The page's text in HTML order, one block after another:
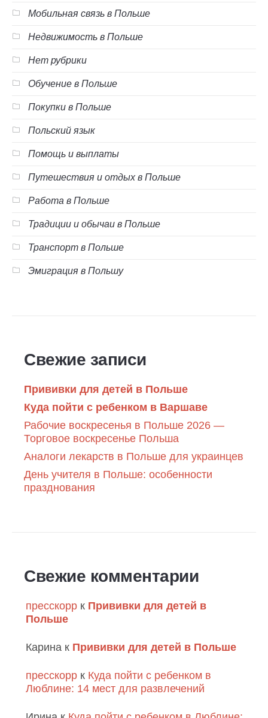
Мобильная связь в Польше
Недвижимость в Польше
Нет рубрики
Обучение в Польше
Покупки в Польше
Польский язык
Помощь и выплаты
Путешествия и отдых в Польше
Работа в Польше
Традиции и обычаи в Польше
Транспорт в Польше
Эмиграция в Польшу
Свежие записи
Прививки для детей в Польше
Куда пойти с ребенком в Варшаве
Рабочие воскресенья в Польше 2026 —
Торговое воскресенье Польша
Аналоги лекарств в Польше для украинцев
День учителя в Польше: особенности
празднования
Свежие комментарии
пресскорр к Прививки для детей в
Польше
Карина к Прививки для детей в Польше
пресскорр к Куда пойти с ребенком в
Люблине: 14 мест для развлечений